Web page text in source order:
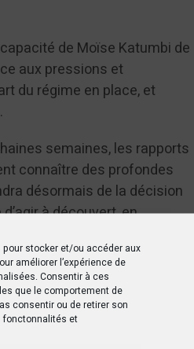
stocker et/ou accéder aux
améliorer l’expérience de
Consentir à ces
que le comportement de
consentir ou de retirer son
fonctonnalités et
de Moïse Katumbi de
aux pressions et
du régime en place, et
semaines, les rapports
connaître des profondes
désormais de la décision
à découvert, en
aussi: